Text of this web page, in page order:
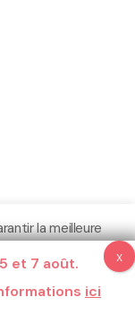
la meilleure
pas me pister
et 7 août.
ici